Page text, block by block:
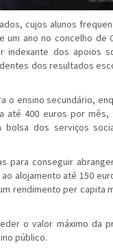
cujos alunos
um ano no concelho de
indexante dos apoios
dos resultados
o ensino secundário,
até 400 euros por mês,
bolsa dos serviços
para conseguir
alojamento até 150
rendimento per capita
o valor máximo da
público.